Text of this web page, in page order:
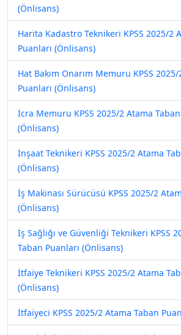
(Önlisans)
Harita Kadastro Teknikeri KPSS 2025/2
Puanları (Önlisans)
Hat Bakım Onarım Memuru KPSS
Puanları (Önlisans)
İcra Memuru KPSS 2025/2 Atama
(Önlisans)
İnşaat Teknikeri KPSS 2025/2 Atama
(Önlisans)
İş Makinası Sürücüsü KPSS 2025/2
(Önlisans)
İş Sağlığı ve Güvenliği Teknikeri KPSS
Taban Puanları (Önlisans)
İtfaiye Teknikeri KPSS 2025/2 Atama
(Önlisans)
İtfaiyeci KPSS 2025/2 Atama Taban